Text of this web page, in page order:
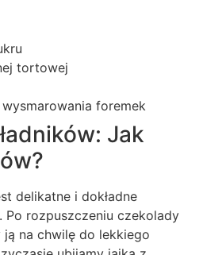
tortowej
foremek
Jak
delikatne i dokładne
Po rozpuszczeniu czekolady
ją na chwilę do lekkiego